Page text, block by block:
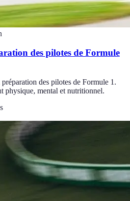
des pilotes de Formule
des pilotes de Formule 1.
physique, mental et nutritionnel.